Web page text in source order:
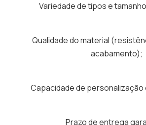
Variedade de tipos e
Qualidade do material
acabamento);
Capacidade de personalização
Prazo de entrega